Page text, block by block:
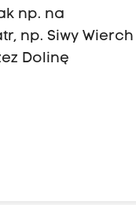
np. na
np. Siwy Wierch
Dolinę